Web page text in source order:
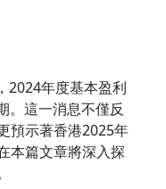
2024年度基本盈利
。這一消息不僅反
預示著香港2025年
本篇文章將深入探